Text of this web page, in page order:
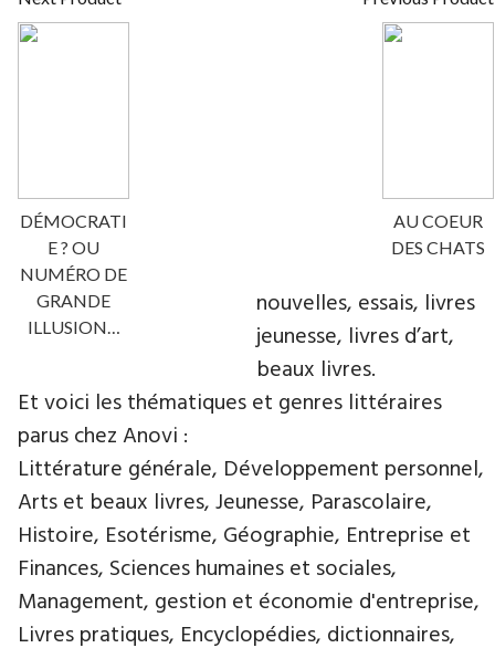
DÉMOCRATI
E ? OU
NUMÉRO DE
GRANDE
ILLUSION…
AU COEUR
DES CHATS
nouvelles, essais, livres
jeunesse, livres d’art,
beaux livres.
Et voici les thématiques et genres littéraires
parus chez Anovi :
Littérature générale, Développement personnel,
Arts et beaux livres, Jeunesse, Parascolaire,
Histoire, Esotérisme, Géographie, Entreprise et
Finances, Sciences humaines et sociales,
Management, gestion et économie d'entreprise,
Livres pratiques, Encyclopédies, dictionnaires,